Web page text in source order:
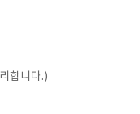
합니다.)